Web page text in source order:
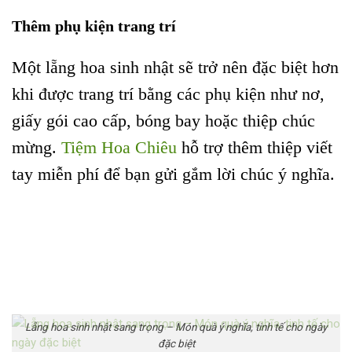
Thêm phụ kiện trang trí
Một lẵng hoa sinh nhật sẽ trở nên đặc biệt hơn
khi được trang trí bằng các phụ kiện như nơ,
giấy gói cao cấp, bóng bay hoặc thiệp chúc
mừng. Tiệm Hoa Chiêu hỗ trợ thêm thiệp viết
tay miễn phí để bạn gửi gắm lời chúc ý nghĩa.
Lẵng hoa sinh nhật sang trọng – Món quà ý nghĩa, tinh tế cho ngày
đặc biệt